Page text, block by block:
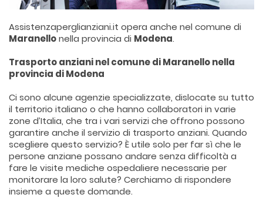
Assistenzaperglianziani.it opera anche nel comune di
Maranellonella provincia di Modena.
Trasporto anziani nel comune di Maranello nella
provincia di Modena
Ci sono alcune agenzie specializzate, dislocate su tutto
il territorio italiano o che hanno collaboratori in varie
zone d’Italia, che tra i vari servizi che offrono possono
garantire anche il servizio di trasporto anziani. Quando
scegliere questo servizio? È utile solo per far sì che le
persone anziane possano andare senza difficoltà a
fare le visite mediche ospedaliere necessarie per
monitorare la loro salute? Cerchiamo di rispondere
insieme a queste domande.